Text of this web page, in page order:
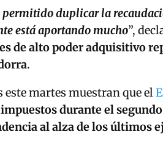
permitido duplicar la
está aportando mucho”,
de alto poder adquisitivo
.
este martes muestran que el
durante el
al alza de los últimos